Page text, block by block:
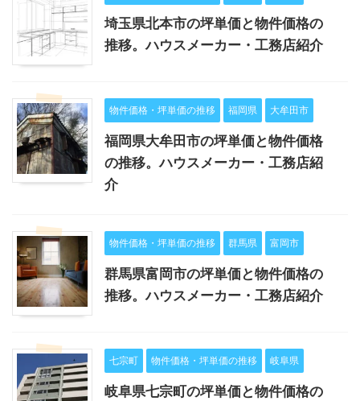
埼玉県北本市の坪単価と物件価格の
推移。ハウスメーカー・工務店紹介
物件価格・坪単価の推移 福岡県 大牟田市
福岡県大牟田市の坪単価と物件価格
の推移。ハウスメーカー・工務店紹
介
物件価格・坪単価の推移 群馬県 富岡市
群馬県富岡市の坪単価と物件価格の
推移。ハウスメーカー・工務店紹介
七宗町 物件価格・坪単価の推移 岐阜県
岐阜県七宗町の坪単価と物件価格の